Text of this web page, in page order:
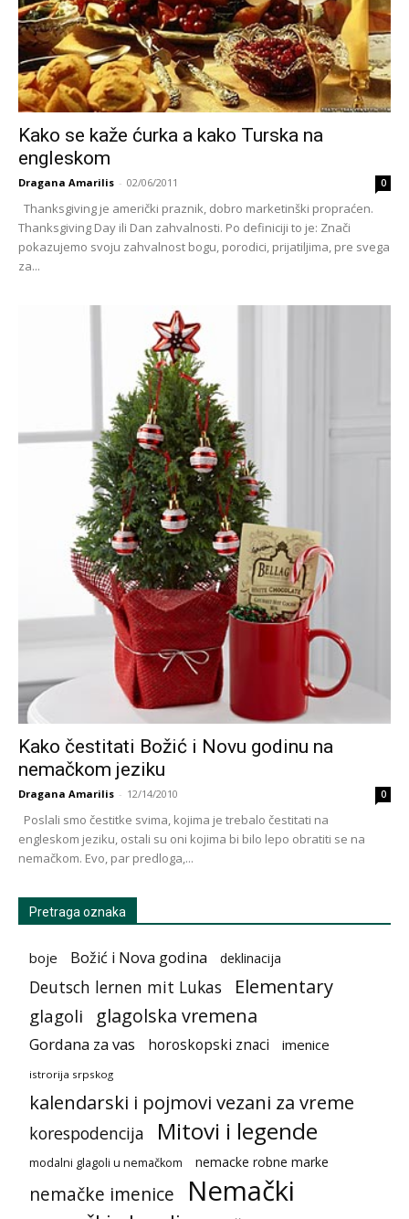
Kako se kaže ćurka a kako Turska na
engleskom
Dragana Amarilis - 02/06/2011 0
Thanksgiving je američki praznik, dobro marketinški propraćen.
Thanksgiving Day ili Dan zahvalnosti. Po definiciji to je: Znači
pokazujemo svoju zahvalnost bogu, porodici, prijatiljima, pre svega
za...
Kako čestitati Božić i Novu godinu na
nemačkom jeziku
Dragana Amarilis - 12/14/2010 0
Poslali smo čestitke svima, kojima je trebalo čestitati na
engleskom jeziku, ostali su oni kojima bi bilo lepo obratiti se na
nemačkom. Evo, par predloga,...
Pretraga oznaka
boje Božić i Nova godina deklinacija
Deutsch lernen mit Lukas Elementary
glagoli glagolska vremena
Gordana za vas horoskopski znaci imenice
istrorija srpskog
kalendarski i pojmovi vezani za vreme
korespodencija Mitovi i legende
modalni glagoli u nemačkom nemacke robne marke
nemačke imenice Nemački